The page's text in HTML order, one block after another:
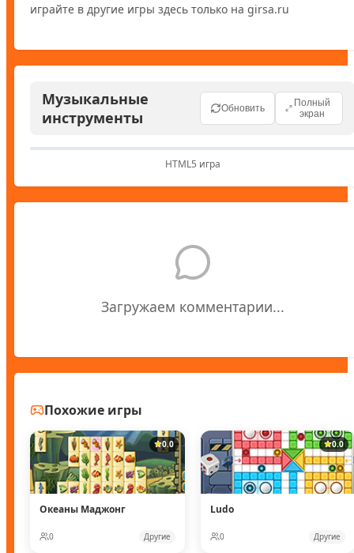
играйте в другие игры здесь только на girsa.ru
Музыкальные
инструменты
Обновить
Полный
экран
HTML5 игра
Загружаем комментарии...
Похожие игры
0.0
Океаны Маджонг
0 Другие
0.0
Ludo
0 Другие